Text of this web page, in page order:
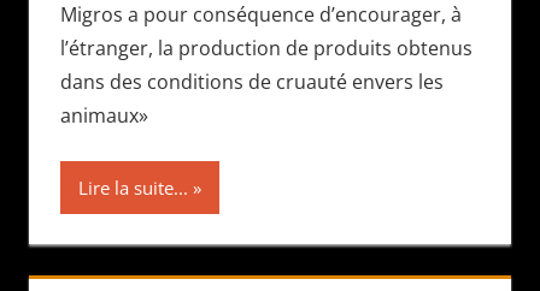
Migros a pour conséquence d’encourager, à
l’étranger, la production de produits obtenus
dans des conditions de cruauté envers les
animaux»
Lire la suite...